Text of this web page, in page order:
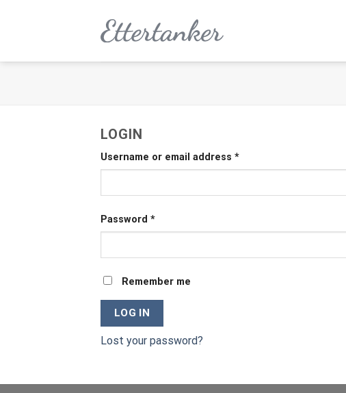
LOGIN
Username or email address *
Password *
Remember me
LOG IN
Lost your password?